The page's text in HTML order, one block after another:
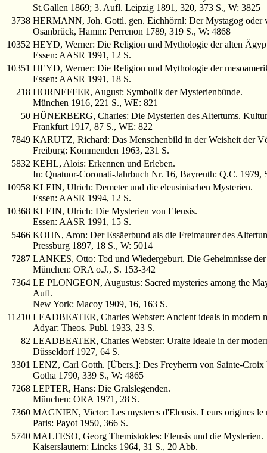
St.Gallen 1869; 3. Aufl. Leipzig 1891, 320, 373 S., W: 3825
3738 HERMANN, Joh. Gottl. gen. Eichhörnl: Der Mystagog oder
Osanbrück, Hamm: Perrenon 1789, 319 S., W: 4868
10352 HEYD, Werner: Die Religion und Mythologie der alten
Essen: AASR 1991, 12 S.
10351 HEYD, Werner: Die Religion und Mythologie der
Essen: AASR 1991, 18 S.
218 HORNEFFER, August: Symbolik der Mysterienbünde.
München 1916, 221 S., WE: 821
50 HÜNERBERG, Charles: Die Mysterien des Altertums.
Frankfurt 1917, 87 S., WE: 822
7849 KARUTZ, Richard: Das Menschenbild in der Weisheit der
Freiburg: Kommenden 1963, 231 S.
5832 KEHL, Alois: Erkennen und Erleben.
In: Quatuor-Coronati-Jahrbuch Nr. 16, Bayreuth: Q.C. 1979,
10958 KLEIN, Ulrich: Demeter und die eleusinischen Mysterien.
Essen: AASR 1994, 12 S.
10368 KLEIN, Ulrich: Die Mysterien von Eleusis.
Essen: AASR 1991, 15 S.
5466 KOHN, Aron: Der Essäerbund als die Freimaurer des
Pressburg 1897, 18 S., W: 5014
7287 LANKES, Otto: Tod und Wiedergeburt. Die Geheimnisse der
München: ORA o.J., S. 153-342
7364 LE PLONGEON, Augustus: Sacred mysteries among the
Aufl.
New York: Macoy 1909, 16, 163 S.
11210 LEADBEATER, Charles Webster: Ancient ideals in modern
Adyar: Theos. Publ. 1933, 23 S.
82 LEADBEATER, Charles Webster: Uralte Ideale in der
Düsseldorf 1927, 64 S.
3301 LENZ, Carl Gotth. [Übers.]: Des Freyherrn von Sainte-Croix
Gotha 1790, 339 S., W: 4865
7268 LEPTER, Hans: Die Gralslegenden.
München: ORA 1971, 28 S.
7360 MAGNIEN, Victor: Les mysteres d'Eleusis. Leurs origines le
Paris: Payot 1950, 366 S.
5740 MALTESO, Georg Themistokles: Eleusis und die Mysterien.
Kaiserslautern: Lincks 1964, 31 S., 20 Abb.